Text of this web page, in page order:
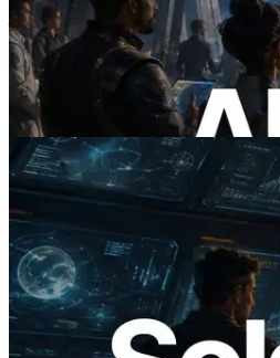
— ยุคที่ AI Agent จ่ายเ
แบบ On Demand
อ่านบทความนี้